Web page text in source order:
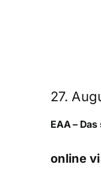
nach:
EAA –
27.
online